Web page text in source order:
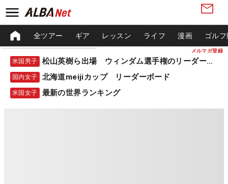
メルマガ登録
全ツアー ギア レッスン ライフ 漫画 ゴル
米国男子 松山英樹ら出場 ウィンダム選手権のリーダーボード
国内女子 北海道meijiカップ リーダーボード
米国女子 最新の世界ランキング